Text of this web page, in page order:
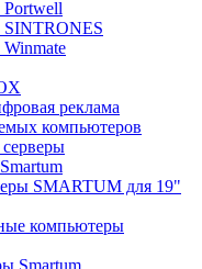
реклама
компьютеров
SMARTUM для 19"
компьютеры
Smartum